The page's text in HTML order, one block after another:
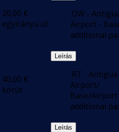
20,00 €
egyirányú út
.OW -
Airport -
additional
40,00 €
körút
Leírás
.RT - Antigua
Airport/
Base/
additional
Leírás